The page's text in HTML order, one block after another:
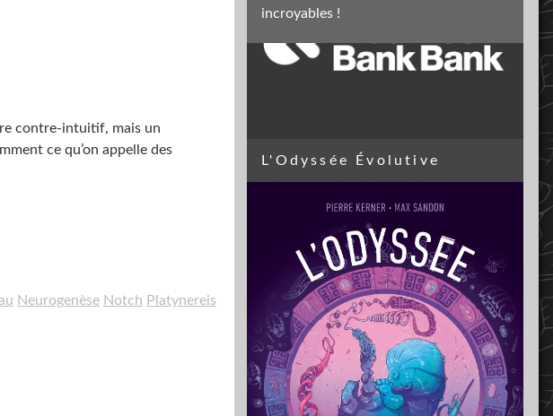
contre-intuitif, mais un
ce qu’on appelle des
Neurogenèse Notch Platynereis
incroyables !
L'Odyssée Évolutive